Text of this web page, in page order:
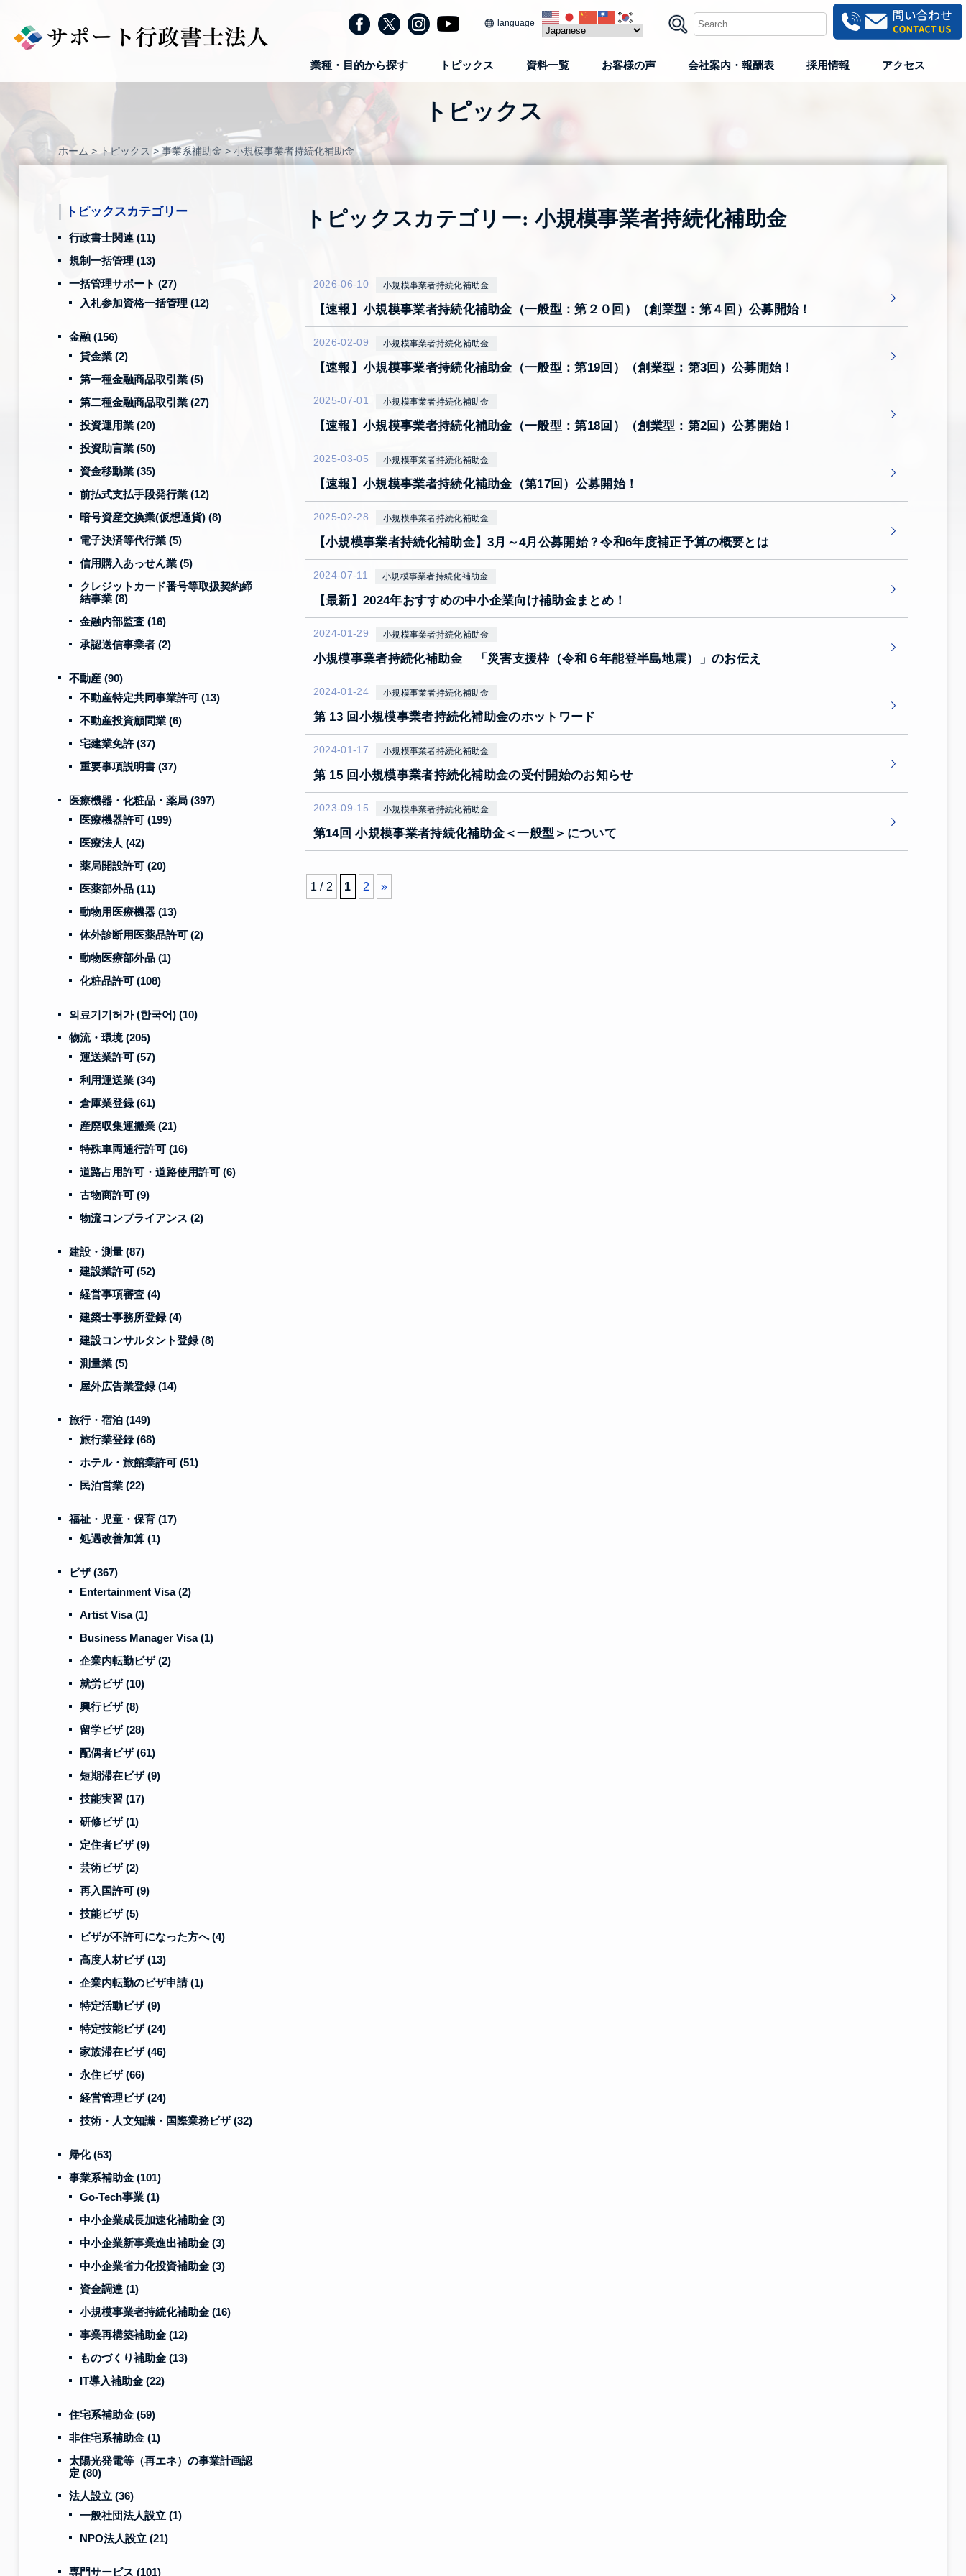
content
language
業種・目的から探す トピックス 資料一覧 お客様の声 会社案内・報酬表 採用情報 アクセス
トピックス
ホーム > トピックス > 事業系補助金 > 小規模事業者持続化補助金
トピックスカテゴリー: 小規模事業者持続化補助金
2026-06-10 小規模事業者持続化補助金
【速報】小規模事業者持続化補助金（一般型：第２０回）（創業型：第４回）公募開始！
2026-02-09 小規模事業者持続化補助金
【速報】小規模事業者持続化補助金（一般型：第19回）（創業型：第3回）公募開始！
2025-07-01 小規模事業者持続化補助金
【速報】小規模事業者持続化補助金（一般型：第18回）（創業型：第2回）公募開始！
2025-03-05 小規模事業者持続化補助金
【速報】小規模事業者持続化補助金（第17回）公募開始！
2025-02-28 小規模事業者持続化補助金
【小規模事業者持続化補助金】3月～4月公募開始？令和6年度補正予算の概要とは
2024-07-11 小規模事業者持続化補助金
【最新】2024年おすすめの中小企業向け補助金まとめ！
2024-01-29 小規模事業者持続化補助金
小規模事業者持続化補助金 「災害支援枠（令和６年能登半島地震）」のお伝え
2024-01-24 小規模事業者持続化補助金
第 13 回小規模事業者持続化補助金のホットワード
2024-01-17 小規模事業者持続化補助金
第 15 回小規模事業者持続化補助金の受付開始のお知らせ
2023-09-15 小規模事業者持続化補助金
第14回 小規模事業者持続化補助金＜一般型＞について
1 / 2 1 2 »
トピックスカテゴリー
行政書士関連 (11)
規制一括管理 (13)
一括管理サポート (27)
入札参加資格一括管理 (12)
金融 (156)
貸金業 (2)
第一種金融商品取引業 (5)
第二種金融商品取引業 (27)
投資運用業 (20)
投資助言業 (50)
資金移動業 (35)
前払式支払手段発行業 (12)
暗号資産交換業(仮想通貨) (8)
電子決済等代行業 (5)
信用購入あっせん業 (5)
クレジットカード番号等取扱契約締
結事業 (8)
金融内部監査 (16)
承認送信事業者 (2)
不動産 (90)
不動産特定共同事業許可 (13)
不動産投資顧問業 (6)
宅建業免許(37)
重要事項説明書 (37)
医療機器・化粧品・薬局 (397)
医療機器許可 (199)
医療法人 (42)
薬局開設許可 (20)
医薬部外品 (11)
動物用医療機器 (13)
体外診断用医薬品許可 (2)
動物医療部外品 (1)
化粧品許可 (108)
의료기기허가 (한국어) (10)
物流・環境(205)
運送業許可 (57)
利用運送業 (34)
倉庫業登録(61)
産廃収集運搬業 (21)
特殊車両通行許可 (16)
道路占用許可・道路使用許可 (6)
古物商許可 (9)
物流コンプライアンス (2)
建設・測量 (87)
建設業許可 (52)
経営事項審査 (4)
建築士事務所登録(4)
建設コンサルタント登録(8)
測量業 (5)
屋外広告業登録(14)
旅行・宿泊 (149)
旅行業登録(68)
ホテル・旅館業許可 (51)
民泊営業 (22)
福祉・児童・保育 (17)
処遇改善加算 (1)
ビザ(367)
Entertainment Visa(2)
Artist Visa(1)
Business Manager Visa(1)
企業内転勤ビザ(2)
就労ビザ(10)
興行ビザ(8)
留学ビザ(28)
配偶者ビザ(61)
短期滞在ビザ(9)
技能実習 (17)
研修ビザ(1)
定住者ビザ(9)
芸術ビザ(2)
再入国許可 (9)
技能ビザ(5)
ビザが不許可になった方へ(4)
高度人材ビザ(13)
企業内転勤のビザ申請 (1)
特定活動ビザ(9)
特定技能ビザ(24)
家族滞在ビザ(46)
永住ビザ(66)
経営管理ビザ(24)
技術・人文知識・国際業務ビザ(32)
帰化(53)
事業系補助金 (101)
Go-Tech事業 (1)
中小企業成長加速化補助金 (3)
中小企業新事業進出補助金 (3)
中小企業省力化投資補助金 (3)
資金調達 (1)
小規模事業者持続化補助金 (16)
事業再構築補助金 (12)
ものづくり補助金 (13)
IT導入補助金 (22)
住宅系補助金 (59)
非住宅系補助金 (1)
太陽光発電等（再エネ）の事業計画認
定 (80)
法人設立 (36)
一般社団法人設立 (1)
NPO法人設立 (21)
専門サービス (101)